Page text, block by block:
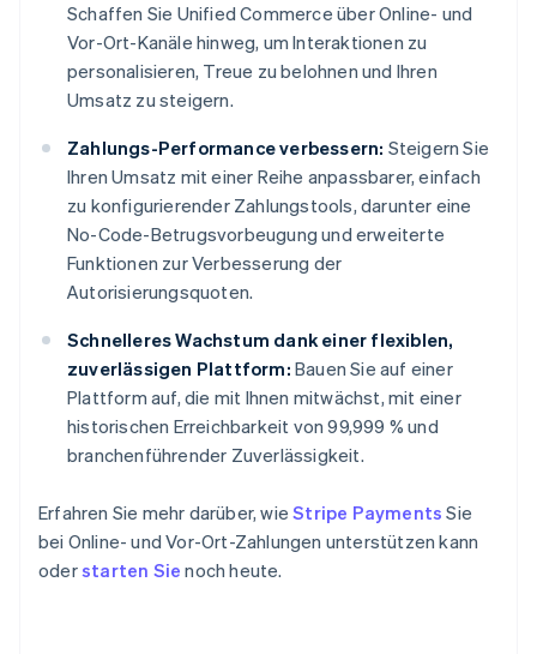
Schaffen Sie Unified Commerce über Online- und
Vor-Ort-Kanäle hinweg, um Interaktionen zu
personalisieren, Treue zu belohnen und Ihren
Umsatz zu steigern.
Zahlungs-Performance verbessern: Steigern Sie
Ihren Umsatz mit einer Reihe anpassbarer, einfach
zu konfigurierender Zahlungstools, darunter eine
No-Code-Betrugsvorbeugung und erweiterte
Funktionen zur Verbesserung der
Autorisierungsquoten.
Schnelleres Wachstum dank einer flexiblen,
zuverlässigen Plattform: Bauen Sie auf einer
Plattform auf, die mit Ihnen mitwächst, mit einer
historischen Erreichbarkeit von 99,999 % und
branchenführender Zuverlässigkeit.
Erfahren Sie mehr darüber, wieStripe Payments Sie
bei Online- und Vor-Ort-Zahlungen unterstützen kann
oderstarten Sie noch heute.